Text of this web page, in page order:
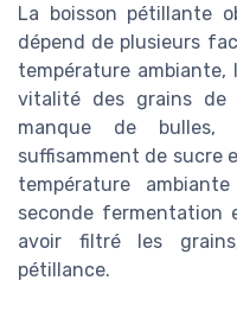
La boisson pétillante
dépend de plusieurs
température
vitalité des grains
manque de bulles,
suffisamment de sucre
température
seconde fermentation
avoir filtré les
pétillance.